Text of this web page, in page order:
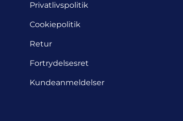
Privatlivspolitik
Cookiepolitik
Retur
Fortrydelsesret
Kundeanmeldelser